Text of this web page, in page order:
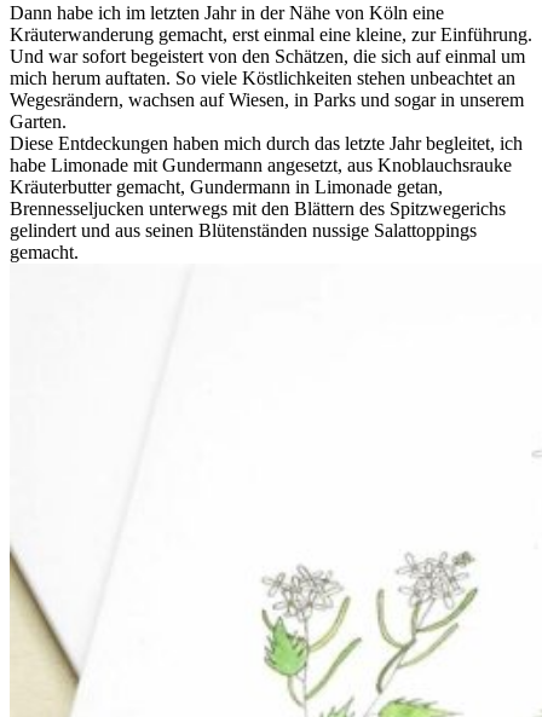
Dann habe ich im letzten Jahr in der Nähe von Köln eine
Kräuterwanderung gemacht, erst einmal eine kleine, zur Einführung.
Und war sofort begeistert von den Schätzen, die sich auf einmal um
mich herum auftaten. So viele Köstlichkeiten stehen unbeachtet an
Wegesrändern, wachsen auf Wiesen, in Parks und sogar in unserem
Garten.
Diese Entdeckungen haben mich durch das letzte Jahr begleitet, ich
habe Limonade mit Gundermann angesetzt, aus Knoblauchsrauke
Kräuterbutter gemacht, Gundermann in Limonade getan,
Brennesseljucken unterwegs mit den Blättern des Spitzwegerichs
gelindert und aus seinen Blütenständen nussige Salattoppings
gemacht.